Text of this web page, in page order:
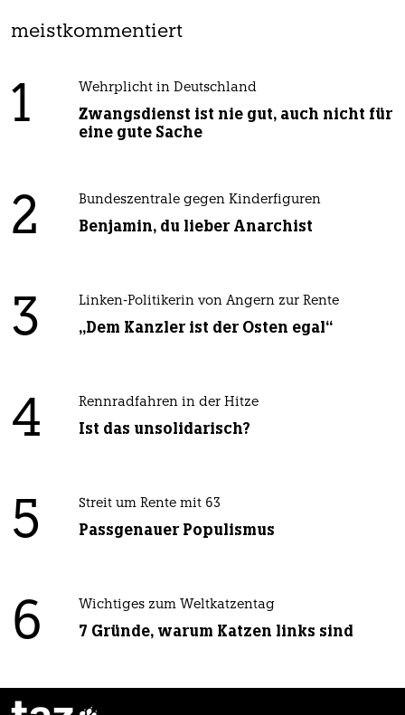
meistkommentiert
1 Wehrplicht in Deutschland
Zwangsdienst ist nie gut, auch nicht für
eine gute Sache
2 Bundeszentrale gegen Kinderfiguren
Benjamin, du lieber Anarchist
3 Linken-Politikerin von Angern zur Rente
„Dem Kanzler ist der Osten egal“
4 Rennradfahren in der Hitze
Ist das unsolidarisch?
5 Streit um Rente mit 63
Passgenauer Populismus
6 Wichtiges zum Weltkatzentag
7 Gründe, warum Katzen links sind